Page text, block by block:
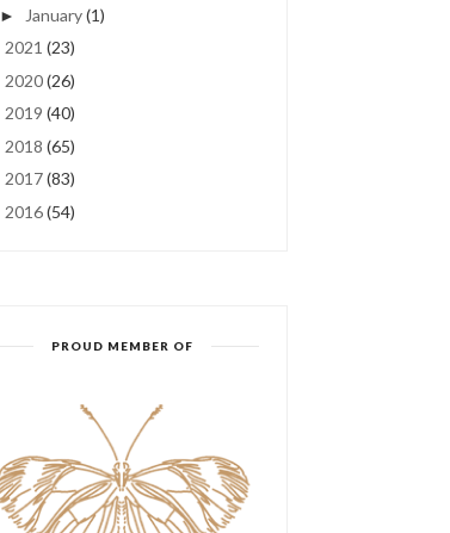
► January(1)
2021 (23)
2020(26)
2019 (40)
2018 (65)
2017(83)
2016(54)
PROUD MEMBER OF